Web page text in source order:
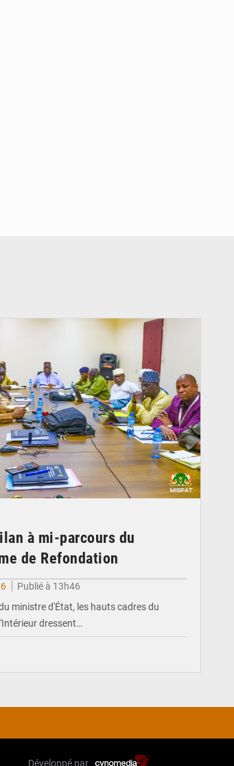
à mi-parcours du
de Refondation
Publié à 13h46
ministre d'État, les hauts cadres du
dressent…
Développé par